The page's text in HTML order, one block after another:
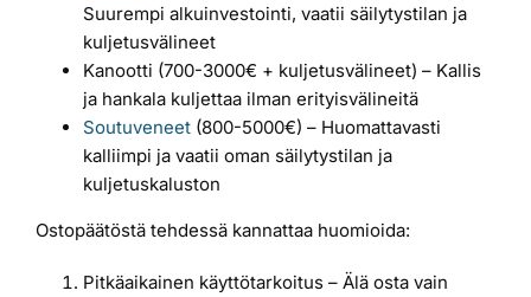
Suurempi alkuinvestointi, vaatii säilytystilan ja
kuljetusvälineet
Kanootti (700-3000€ + kuljetusvälineet) – Kallis
ja hankala kuljettaa ilman erityisvälineitä
Soutuveneet (800-5000€) – Huomattavasti
kalliimpi ja vaatii oman säilytystilan ja
kuljetuskaluston
Ostopäätöstä tehdessä kannattaa huomioida:
Pitkäaikainen käyttötarkoitus – Älä osta vain